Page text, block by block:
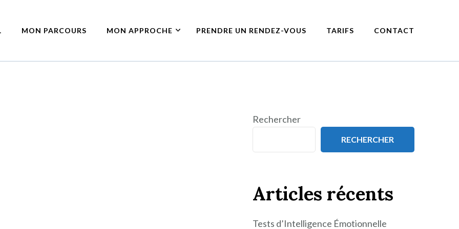
Seine
MON PARCOURS MON APPROCHE PRENDRE UN RENDEZ-VOUS TARIFS CONTACT
Rechercher
RECHERCHER
Articles récents
Tests d’Intelligence Émotionnelle